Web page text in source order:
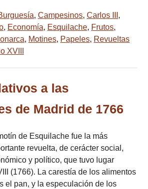
, Campesinos, Carlos III ,
, Economía, Esquilache, Frutos,
, Motines, Papeles, Revueltas
XVIII
a las
de Madrid de 1766
de Esquilache fue la más
revuelta, de cerácter social,
y político, que tuvo lugar
(1766). La carestía de los alimentos
el pan, y la especulación de los